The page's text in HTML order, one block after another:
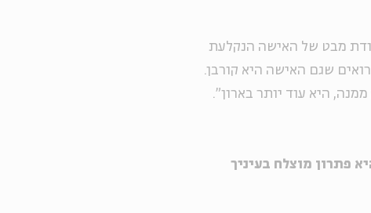
מבט של האישה הנקלעת
שגם האישה היא קורבן.
היא עוד יותר בארון".
פתרון מוצלח בעיניך